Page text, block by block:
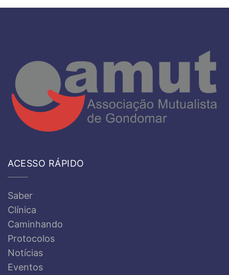
ACESSO RÁPIDO
Saber
Clínica
Caminhando
Protocolos
Notícias
Eventos